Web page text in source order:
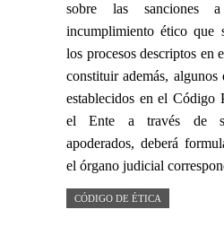
sobre las sanciones
incumplimiento ético que
los procesos descriptos en
constituir además, algunos
establecidos en el Código
el Ente a través de
apoderados, deberá
el órgano judicial
CÓDIGO DE ÉTICA